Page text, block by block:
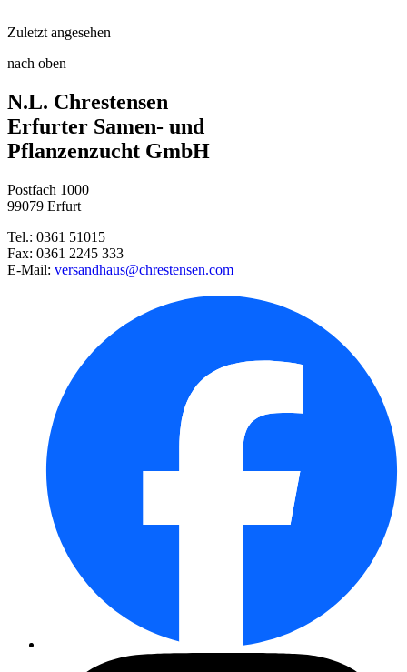
Harke
Zucchini Zuboda
Steckzwiebel Stuttgarter Riese ...
Pflücksalat Lollo
Stabtomate Moneymaker
Feldsalat Verte à coeur plein ...
Porree Elefant
Salatgurke Obelix, F1
Hokkaido Kürbis Uchiki Kuri
Zuletzt angesehen
Feldsalat Holländischer Breitb ...
nach oben
N.L. Chrestensen
Erfurter Samen- und
Pflanzenzucht GmbH
Postfach 1000
99079 Erfurt
Tel.: 0361 51015
Fax: 0361 2245 333
E-Mail: versandhaus@chrestensen.com